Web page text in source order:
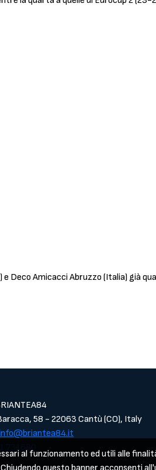
Deco Amicacci Abruzzo (Italia) già
58 - 22063 Cantù (CO), Italy
al funzionamento ed utili alle